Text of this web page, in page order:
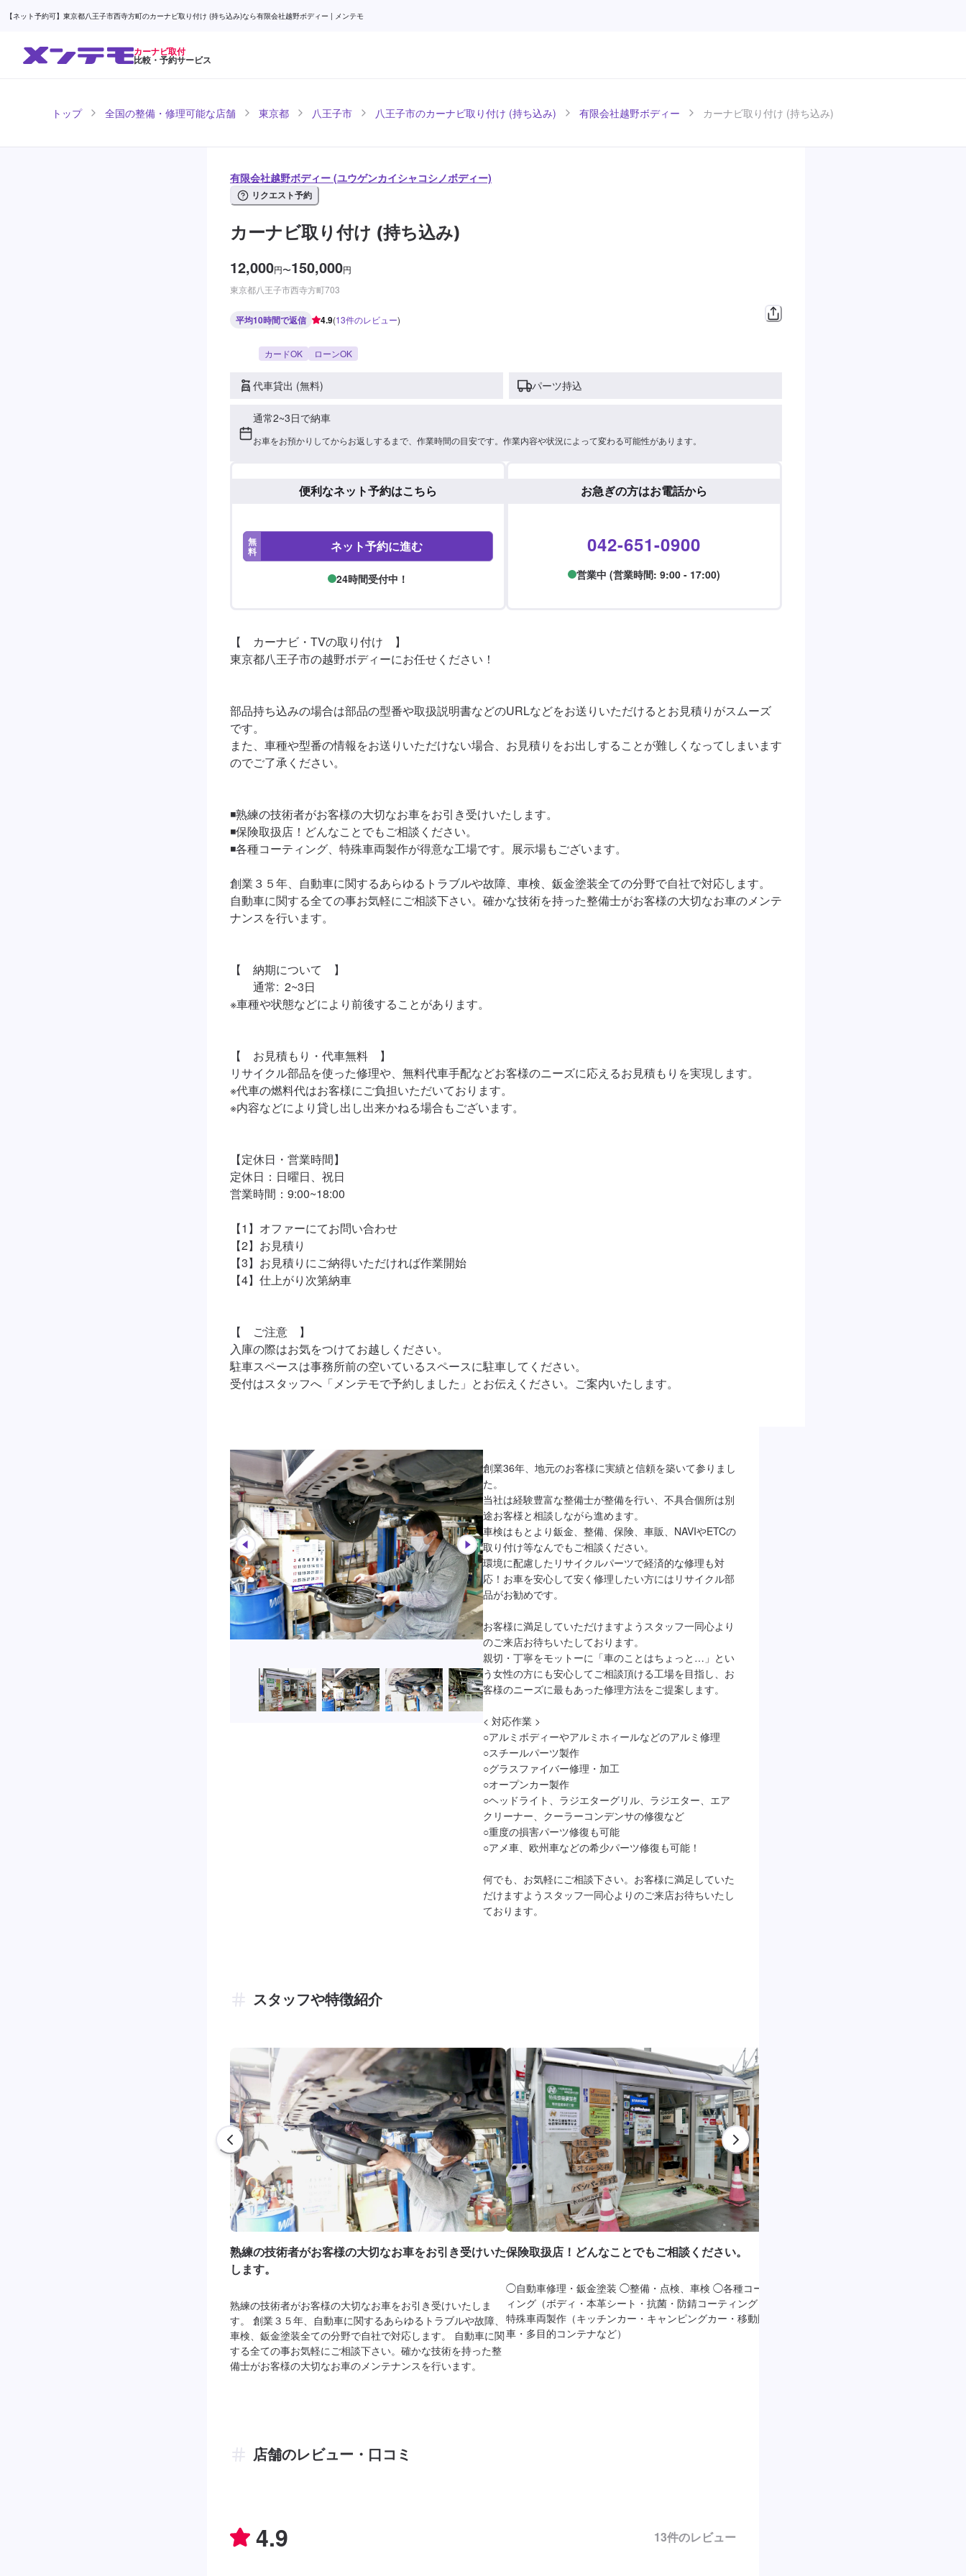
【ネット予約可】東京都八王子市西寺方町のカーナビ取り付け (持ち込み)なら有限会社越野ボディー | メンテモ
カーナビ取付
比較・予約サービス
トップ 全国の整備・修理可能な店舗 東京都 八王子市 八王子市のカーナビ取り付け (持ち込み) 有限会社越野ボディー カーナビ取り付け (持ち込み)
有限会社越野ボディー (ユウゲンカイシャコシノボディー)
リクエスト予約
カーナビ取り付け (持ち込み)
12,000円〜150,000円
東京都八王子市西寺方町703
平均10時間で返信 4.9(13件のレビュー)
カードOK ローンOK
代車貸出 (無料) パーツ持込
通常2~3日で納車
お車をお預かりしてからお返しするまで、作業時間の目安です。作業内容や状況によって変わる可能性があります。
便利なネット予約はこちら
無
料 ネット予約に進む
24時間受付中！
お急ぎの方はお電話から
042-651-0900
営業中 (営業時間: 9:00 - 17:00)
【　カーナビ・TVの取り付け　】
東京都八王子市の越野ボディーにお任せください！
部品持ち込みの場合は部品の型番や取扱説明書などのURLなどをお送りいただけるとお見積りがスムーズ
です。
また、車種や型番の情報をお送りいただけない場合、お見積りをお出しすることが難しくなってしまいます
のでご了承ください。
◾熟練の技術者がお客様の大切なお車をお引き受けいたします。
◾保険取扱店！どんなことでもご相談ください。
◾各種コーティング、特殊車両製作が得意な工場です。展示場もございます。
創業３５年、自動車に関するあらゆるトラブルや故障、車検、鈑金塗装全ての分野で自社で対応します。
自動車に関する全ての事お気軽にご相談下さい。確かな技術を持った整備士がお客様の大切なお車のメンテ
ナンスを行います。
【　納期について　】
※車種や状態などにより前後することがあります。
【　お見積もり・代車無料　】
リサイクル部品を使った修理や、無料代車手配などお客様のニーズに応えるお見積もりを実現します。
※代車の燃料代はお客様にご負担いただいております。
※内容などにより貸し出し出来かねる場合もございます。
【定休日・営業時間】
定休日：日曜日、祝日
営業時間：9:00~18:00
【1】オファーにてお問い合わせ
【2】お見積り
【3】お見積りにご納得いただければ作業開始
【4】仕上がり次第納車
【　ご注意　】
入庫の際はお気をつけてお越しください。
駐車スペースは事務所前の空いているスペースに駐車してください。
受付はスタッフへ「メンテモで予約しました」とお伝えください。ご案内いたします。
創業36年、地元のお客様に実績と信頼を築いて参りまし
た。
当社は経験豊富な整備士が整備を行い、不具合個所は別
途お客様と相談しながら進めます。
車検はもとより鈑金、整備、保険、車販、NAVIやETCの
取り付け等なんでもご相談ください。
環境に配慮したリサイクルパーツで経済的な修理も対
応！お車を安心して安く修理したい方にはリサイクル部
品がお勧めです。
お客様に満足していただけますようスタッフ一同心より
のご来店お待ちいたしております。
親切・丁寧をモットーに「車のことはちょっと…」とい
う女性の方にも安心してご相談頂ける工場を目指し、お
客様のニーズに最もあった修理方法をご提案します。
< 対応作業 >
○アルミボディーやアルミホィールなどのアルミ修理
○スチールパーツ製作
○グラスファイバー修理・加工
○オープンカー製作
○ヘッドライト、ラジエターグリル、ラジエター、エア
クリーナー、クーラーコンデンサの修復など
○重度の損害パーツ修復も可能
○アメ車、欧州車などの希少パーツ修復も可能！
何でも、お気軽にご相談下さい。お客様に満足していた
だけますようスタッフ一同心よりのご来店お待ちいたし
ております。
スタッフや特徴紹介
熟練の技術者がお客様の大切なお車をお引き受けいた
します。
熟練の技術者がお客様の大切なお車をお引き受けいたしま
す。 創業３５年、自動車に関するあらゆるトラブルや故障、
車検、鈑金塗装全ての分野で自社で対応します。 自動車に関
する全ての事お気軽にご相談下さい。確かな技術を持った整
備士がお客様の大切なお車のメンテナンスを行います。
保険取扱店！どんなことでもご相談ください。
◯自動車修理・鈑金塗装 ◯整備・点検、車検 ◯各種コーテ
ィング（ボディ・本革シート・抗菌・防錆コーティング） ◯
特殊車両製作（キッチンカー・キャンピングカー・移動販売
車・多目的コンテナなど）
店舗のレビュー・口コミ
4.9 13件のレビュー